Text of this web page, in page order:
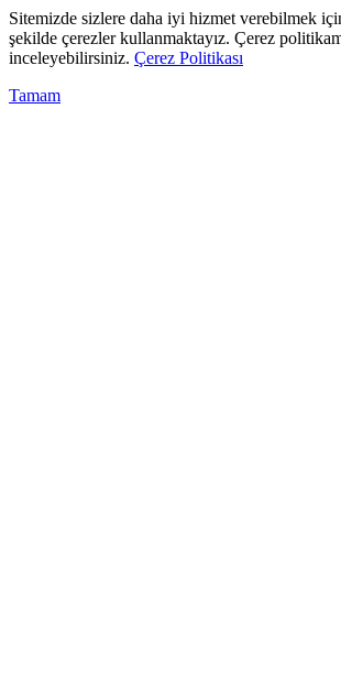
Sitemizde sizlere daha iyi hizmet verebilmek
şekilde çerezler kullanmaktayız. Çerez
inceleyebilirsiniz. Çerez Politikası
Tamam